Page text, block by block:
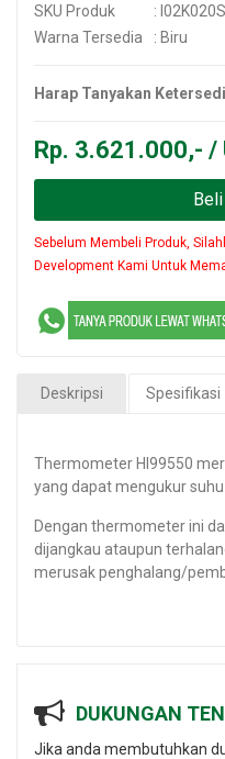
SKU Produk
:
Warna Tersedia
: Biru
Harap Tanyakan
Rp. 3.621.000,- /
Sebelum Membeli Produk,
Development Kami Untuk
Deskripsi Spesifikasi
Thermometer HI99550
yang dapat mengukur
Dengan thermometer ini
dijangkau ataupun
merusak penghalang/
DUKUNGAN
Jika anda membutuhkan